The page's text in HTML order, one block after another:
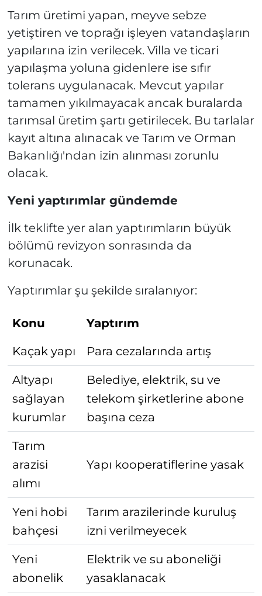
Tarım üretimi yapan, meyve sebze
yetiştiren ve toprağı işleyen vatandaşların
yapılarına izin verilecek. Villa ve ticari
yapılaşma yoluna gidenlere ise sıfır
tolerans uygulanacak. Mevcut yapılar
tamamen yıkılmayacak ancak buralarda
tarımsal üretim şartı getirilecek. Bu tarlalar
kayıt altına alınacak ve Tarım ve Orman
Bakanlığı'ndan izin alınması zorunlu
olacak.
Yeni yaptırımlar gündemde
İlk teklifte yer alan yaptırımların büyük
bölümü revizyon sonrasında da
korunacak.
Yaptırımlar şu şekilde sıralanıyor:
Konu
Yaptırım
Kaçak yapı
Para cezalarında artış
Altyapı
sağlayan
kurumlar
Belediye, elektrik, su ve
telekom şirketlerine abone
başına ceza
Tarım
arazisi
alımı
Yapı kooperatiflerine yasak
Yeni hobi
bahçesi
Tarım arazilerinde kuruluş
izni verilmeyecek
Yeni
abonelik
Elektrik ve su aboneliği
yasaklanacak